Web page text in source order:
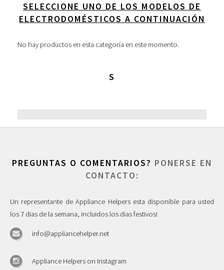
SELECCIONE UNO DE LOS MODELOS DE
ELECTRODOMÉSTICOS A CONTINUACIÓN
No hay productos en esta categoría en este momento.
S
PREGUNTAS O COMENTARIOS? PONERSE EN
CONTACTO:
Un representante de Appliance Helpers esta disponible para usted
los 7 dias de la semana, incluidos los dias festivos!
info@appliancehelper.net
Appliance Helpers on Instagram